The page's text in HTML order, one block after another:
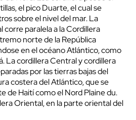
el pico Duarte, el cual se
sobre el nivel del mar. La
paralela a la Cordillera
norte de la República
en el océano Atlántico, como
La cordillera Central y cordillera
por las tierras bajas del
costera del Atlántico, que se
de Haití como el Nord Plaine du.
Oriental, en la parte oriental del